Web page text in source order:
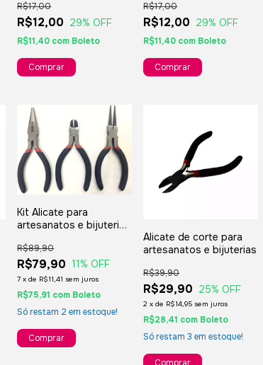
3,5x1,5x1,2cm
R$12,00
R$17,00
29% OFF
R$11,40 com Boleto
3,3x1,2x1,7cm
R$12,00
R$17,00
29% OFF
R$11,40 com Boleto
Kit Alicate para
artesanatos e bijuterias
R$79,90
R$89,90
11% OFF
7 xde R$11,41 sem juros
R$75,91 com Boleto
Só restam 2 em estoque!
Alicate de corte para
artesanatos e bijuterias
R$29,90
R$39,90
25% OFF
2 xde R$14,95 sem juros
R$28,41 com Boleto
Só restam3 em estoque!